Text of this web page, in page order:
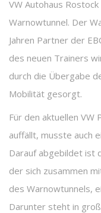
VW Autohaus
Warnowtunnel. Der
Jahren Partner der
des neuen Trainers
durch die Übergabe
Mobilität gesorgt.
Für den aktuellen
auffällt, musste auch
Darauf abgebildet ist
der sich zusammen
des Warnowtunnels,
Darunter steht in